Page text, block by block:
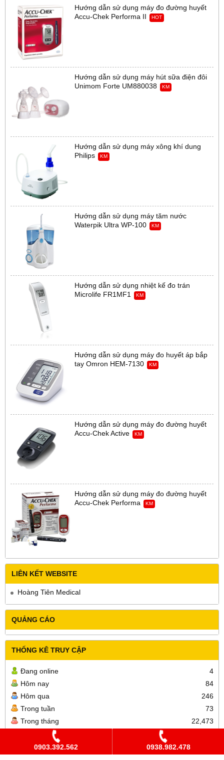
Hướng dẫn sử dụng máy đo đường huyết
Accu-Chek Performa II
HOT
Hướng dẫn sử dụng máy hút sữa điện đôi
Unimom Forte UM880038
KM
Hướng dẫn sử dụng máy xông khí dung
Philips
KM
Hướng dẫn sử dụng máy tăm nước
Waterpik Ultra WP-100
KM
Hướng dẫn sử dụng nhiệt kế đo trán
Microlife FR1MF1
KM
Hướng dẫn sử dụng máy đo huyết áp bắp
tay Omron HEM-7130
KM
Hướng dẫn sử dụng máy đo đường huyết
Accu-Chek Active
KM
Hướng dẫn sử dụng máy đo đường huyết
Accu-Chek Performa
KM
LIÊN KẾT WEBSITE
Hoàng Tiên Medical
QUẢNG CÁO
THỐNG KÊ TRUY CẬP
Đang online
4
Hôm nay
84
Hôm qua
246
Trong tuần
73
Trong tháng
22,473
Tổng cộng
0903.392.562 0938.982.478